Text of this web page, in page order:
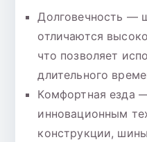
Долговечность —
отличаются
что позволяет
длительного
Комфортная езда
инновационным
конструкции,